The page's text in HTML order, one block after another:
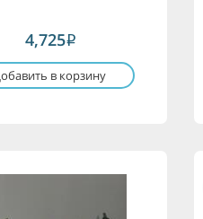
4,725i
в корзину